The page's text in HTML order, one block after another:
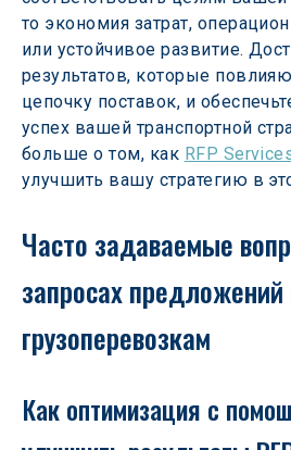
то экономия затрат,
или устойчивое развитие.
результатов, которые
цепочку поставок, и
успех вашей транспортной
больше о том, как RFP
улучшить вашу стратегию в
Часто задаваемые
запросах предложений
грузоперевозкам
Как оптимизация с